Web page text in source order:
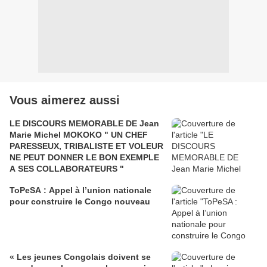
Vous aimerez aussi
LE DISCOURS MEMORABLE DE Jean
Marie Michel MOKOKO " UN CHEF
PARESSEUX, TRIBALISTE ET VOLEUR
NE PEUT DONNER LE BON EXEMPLE
A SES COLLABORATEURS "
ToPeSA : Appel à l’union nationale
pour construire le Congo nouveau
« Les jeunes Congolais doivent se